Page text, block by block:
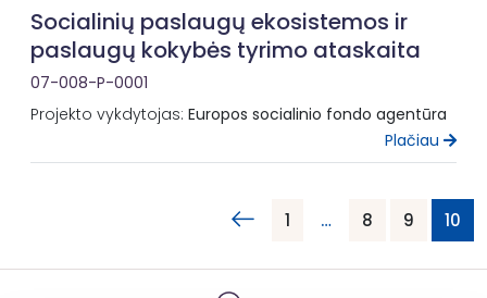
Socialinių paslaugų ekosistemos ir
paslaugų kokybės tyrimo ataskaita
07-008-P-0001
Projekto vykdytojas: Europos socialinio fondo agentūra
Plačiau
1 … 8 9 10